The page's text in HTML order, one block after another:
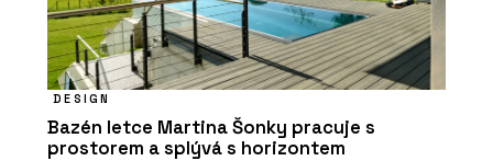
DESIGN
Bazén letce Martina Šonky pracuje s
prostorem a splývá s horizontem